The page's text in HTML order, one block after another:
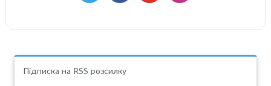
Підписка на RSS розсилку